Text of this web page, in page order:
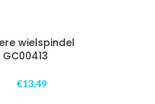
wielspindel
€13,49